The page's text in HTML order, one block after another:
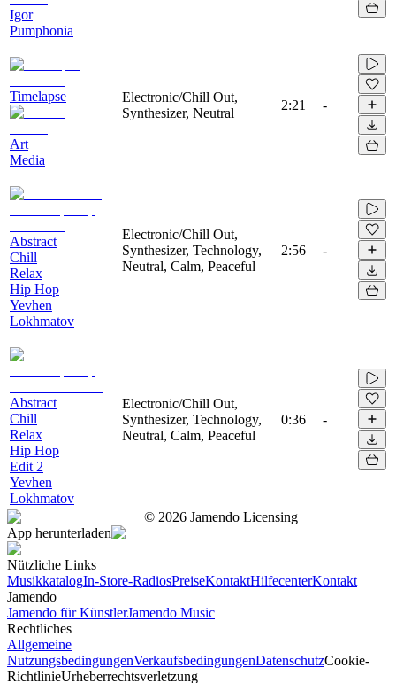
Igor
Pumphonia
Timelapse
Art
Media
Electronic/Chill Out,
Synthesizer, Neutral
2:21 -
Abstract
Chill
Relax
Hip Hop
Yevhen
Lokhmatov
Electronic/Chill Out,
Synthesizer, Technology,
Neutral, Calm, Peaceful
2:56 -
Abstract
Chill
Relax
Hip Hop
Edit 2
Yevhen
Lokhmatov
Electronic/Chill Out,
Synthesizer, Technology,
Neutral, Calm, Peaceful
0:36 -
© 2026 Jamendo Licensing
App herunterladen
Nützliche Links
MusikkatalogIn-Store-RadiosPreiseKontaktHilfecenterKontakt
Jamendo
Jamendo für KünstlerJamendo Music
Rechtliches
Allgemeine
NutzungsbedingungenVerkaufsbedingungenDatenschutzCookie-
RichtlinieUrheberrechtsverletzung